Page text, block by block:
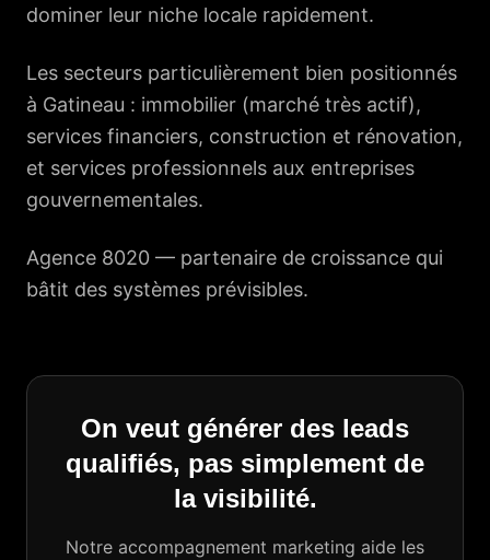
dominer leur niche locale rapidement.
Les secteurs particulièrement bien positionnés
à Gatineau : immobilier (marché très actif),
services financiers, construction et rénovation,
et services professionnels aux entreprises
gouvernementales.
Agence 8020 — partenaire de croissance qui
bâtit des systèmes prévisibles.
On veut générer des leads
qualifiés, pas simplement de
la visibilité.
Notre accompagnement marketing aide les